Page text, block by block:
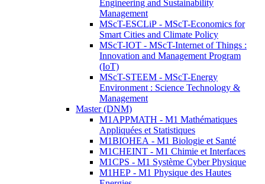
Engineering and Sustainability
Management
MScT-ESCLiP - MScT-Economics for
Smart Cities and Climate Policy
MScT-IOT - MScT-Internet of Things :
Innovation and Management Program
(IoT)
MScT-STEEM - MScT-Energy
Environment : Science Technology &
Management
Master (DNM)
M1APPMATH - M1 Mathématiques
Appliquées et Statistiques
M1BIOHEA - M1 Biologie et Santé
M1CHEINT - M1 Chimie et Interfaces
M1CPS - M1 Système Cyber Physique
M1HEP - M1 Physique des Hautes